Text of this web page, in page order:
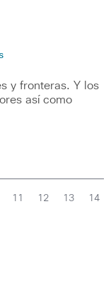
y fronteras. Y los
así como
11 12 13 14